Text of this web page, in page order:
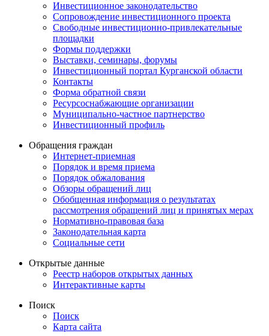
Инвестиционное законодательство
Сопровождение инвестиционного проекта
Свободные инвестиционно-привлекательные
площадки
Формы поддержки
Выставки, семинары, форумы
Инвестиционный портал Курганской области
Контакты
Форма обратной связи
Ресурсоснабжающие организации
Муниципально-частное партнерство
Инвестиционный профиль
Обращения граждан
Интернет-приемная
Порядок и время приема
Порядок обжалования
Обзоры обращений лиц
Обобщенная информация о результатах
рассмотрения обращений лиц и принятых мерах
Нормативно-правовая база
Законодательная карта
Социальные сети
Открытые данные
Реестр наборов открытых данных
Интерактивные карты
Поиск
Поиск
Карта сайта